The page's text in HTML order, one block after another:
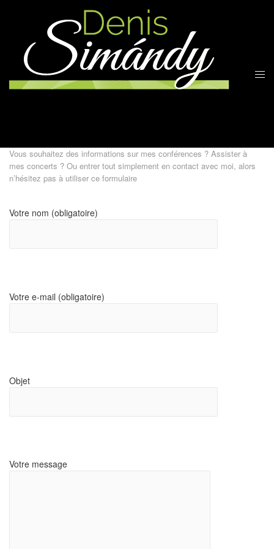
Vous souhaitez des informations sur mes conférences ? Assister à
mes concerts ? Ou entrer tout simplement en contact avec moi, alors
n’hésitez pas à utiliser ce formulaire
Votre nom (obligatoire)
Votre e-mail (obligatoire)
Objet
Votre message